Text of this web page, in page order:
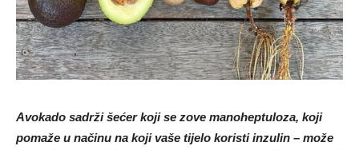
Avokado sadrži šećer koji se zove manoheptuloza, koji
pomaže u načinu na koji vaše tijelo koristi inzulin – može